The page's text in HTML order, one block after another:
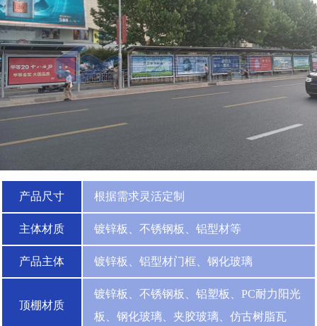
产品尺寸 根据需求灵活定制
主体材质 镀锌板、不锈钢板、铝型材等
产品主体 镀锌板、铝型材门框、钢化玻璃
顶棚材质
镀锌板、不锈钢板、铝塑板、PC耐力阳光
板、钢化玻璃、夹胶玻璃、仿古树脂瓦